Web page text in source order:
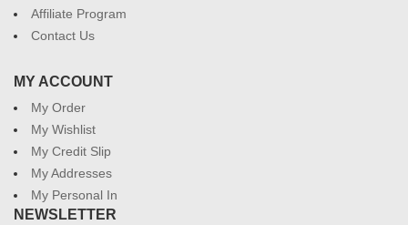
Affiliate Program
Contact Us
MY ACCOUNT
My Order
My Wishlist
My Credit Slip
My Addresses
My Personal In
NEWSLETTER